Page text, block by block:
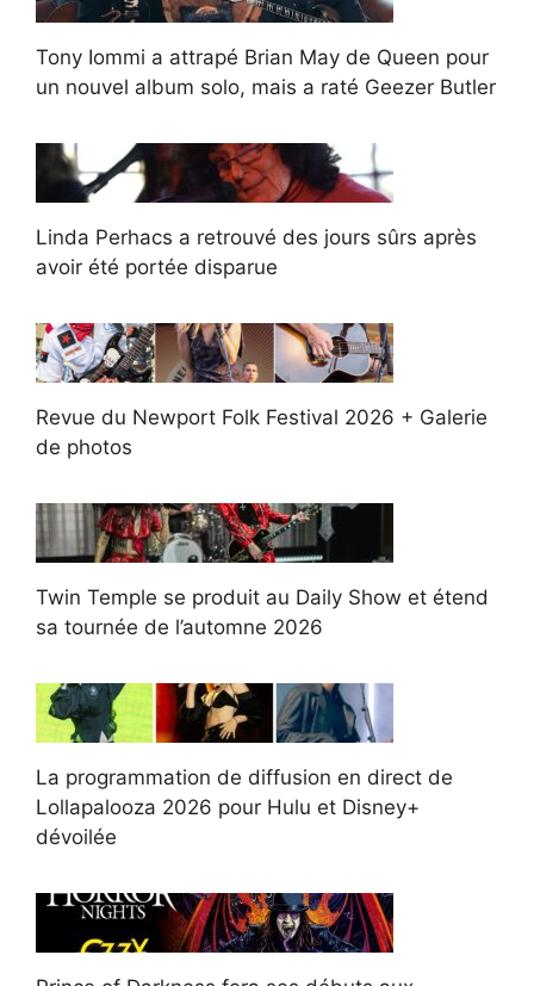
Tony Iommi a attrapé Brian May de Queen pour
un nouvel album solo, mais a raté Geezer Butler
Linda Perhacs a retrouvé des jours sûrs après
avoir été portée disparue
Revue du Newport Folk Festival 2026 + Galerie
de photos
Twin Temple se produit au Daily Show et étend
sa tournée de l’automne 2026
La programmation de diffusion en direct de
Lollapalooza 2026 pour Hulu et Disney+
dévoilée